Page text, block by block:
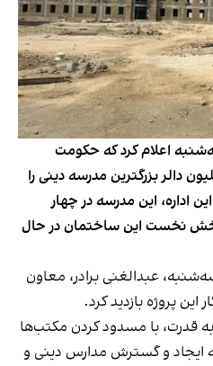
اعلام کرد که حکومت
دالر بزرگترین مدرسه دینی را
اداره، این مدرسه در چهار
نخست این ساختمان در حال
عبدالغنی برادر، معاون
این پروژه بازدید کرد.
به قدرت، با مسدود کردن مکتب‌ها
ایجاد و گسترش مدارس دینی و